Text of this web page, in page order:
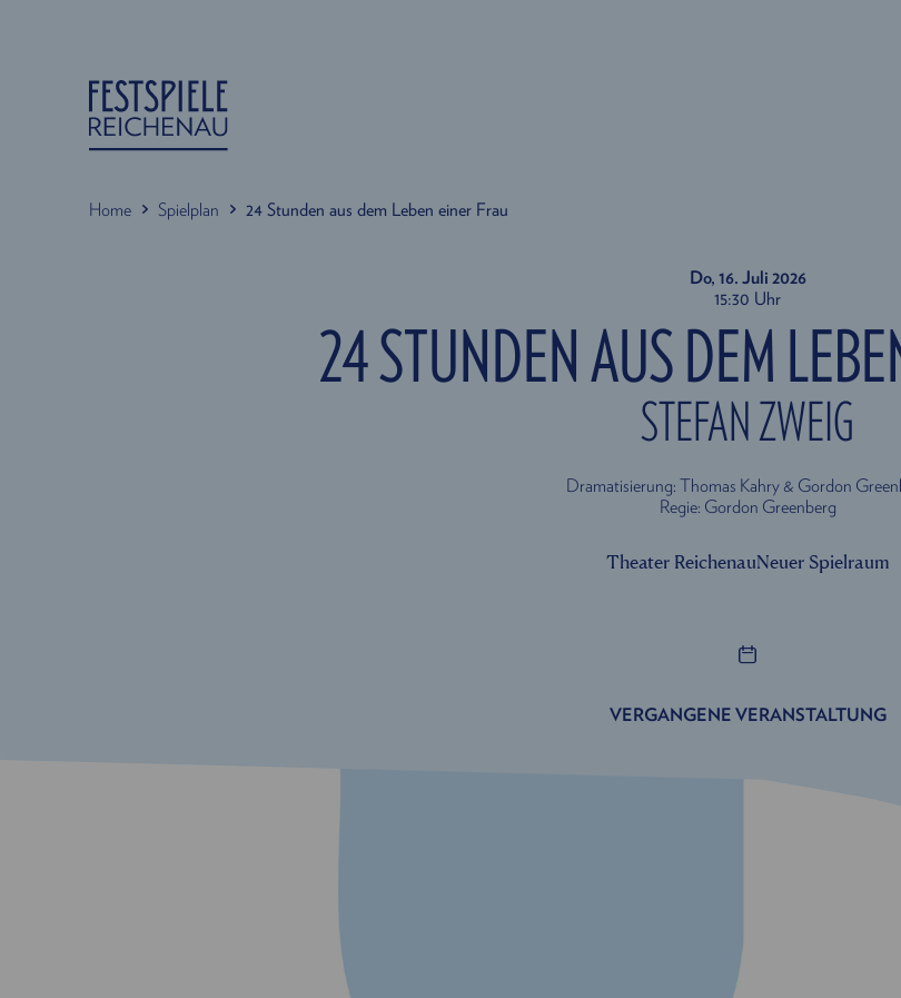
Home Spielplan 24 Stunden aus dem Leben einer Frau
Do, 16. Juli 2026
15:30 Uhr
24 STUNDEN AUS DEM
STEFAN ZWEIG
Dramatisierung: Thomas Kahry & Gordon
Regie: Gordon Greenberg
Theater ReichenauNeuer Spielraum
VERGANGENE VERANSTALTUNG